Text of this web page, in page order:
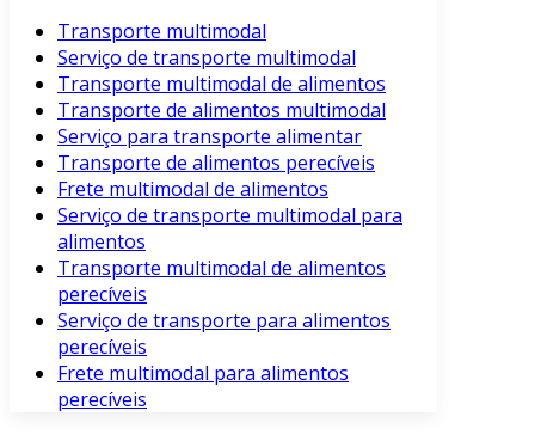
Transporte multimodal
Serviço de transporte multimodal
Transporte multimodal de alimentos
Transporte de alimentos multimodal
Serviço para transporte alimentar
Transporte de alimentos perecíveis
Frete multimodal de alimentos
Serviço de transporte multimodal para
alimentos
Transporte multimodal de alimentos
perecíveis
Serviço de transporte para alimentos
perecíveis
Frete multimodal para alimentos
perecíveis